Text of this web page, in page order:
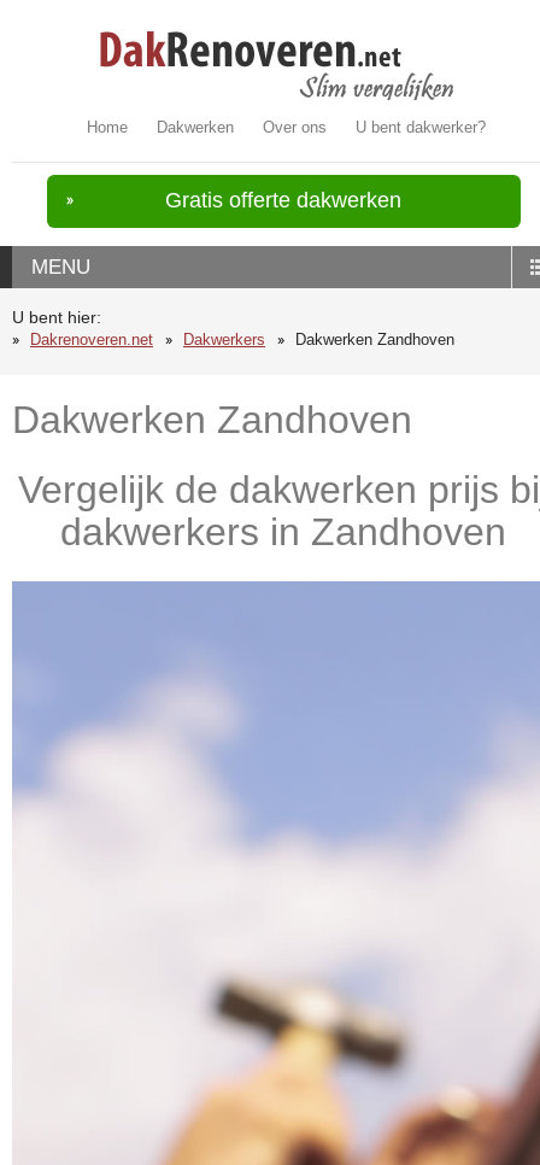
Home Dakwerken Over ons U bent dakwerker?
Gratis offerte dakwerken
MENU
U bent hier:
Dakrenoveren.net
Dakwerkers Dakwerken Zandhoven
Dakwerken Zandhoven
Vergelijk de dakwerken prijs
dakwerkers in Zandhoven